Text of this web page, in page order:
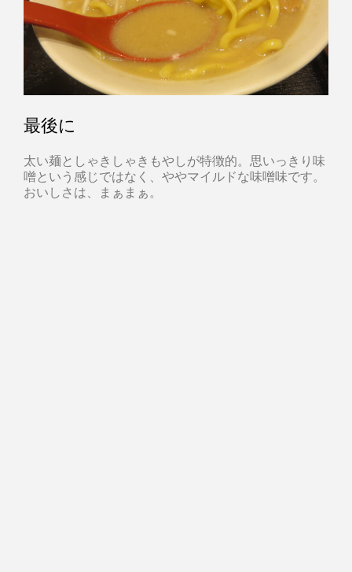
最後に
太い麺としゃきしゃきもやしが特徴的。思いっきり味
噌という感じではなく、ややマイルドな味噌味です。
おいしさは、まぁまぁ。